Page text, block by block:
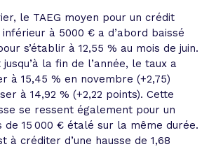
le TAEG moyen pour un crédit
à 5000 € a d’abord baissé
s’établir à 12,55 % au mois de juin.
la fin de l’année, le taux a
à 15,45 % en novembre (+2,75)
à 14,92 % (+2,22 points). Cette
se ressent également pour un
15 000 € étalé sur la même durée.
à créditer d’une hausse de 1,68